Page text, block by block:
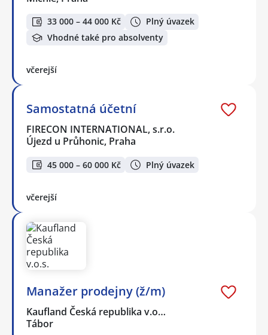
33 000 – 44 000 Kč
Plný úvazek
Vhodné také pro absolventy
včerejší
Samostatná účetní
FIRECON INTERNATIONAL, s.r.o.
Újezd u Průhonic, Praha
45 000 – 60 000 Kč Plný úvazek
včerejší
Manažer prodejny (ž/m)
Kaufland Česká republika v.o…
Tábor